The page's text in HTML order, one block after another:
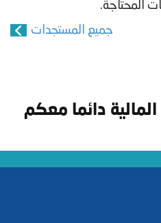
المحتاجة.
جميع المستجدات
المالية دائما معكم